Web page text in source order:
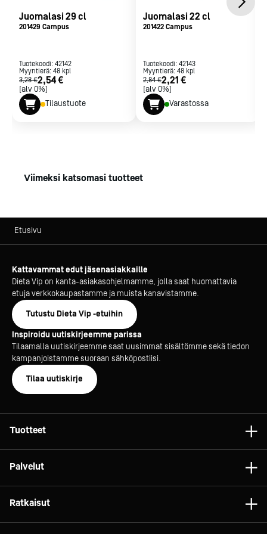
Juomalasi 29 cl
201429 Campus
Tuotekoodi: 42142
Myyntierä: 48 kpl
3,28 €2,54 €
[alv 0%]
Tilaustuote
Juomalasi 22 cl
201422 Campus
Tuotekoodi: 42143
Myyntierä: 48 kpl
2,84 €2,21 €
[alv 0%]
Varastossa
Viimeksi katsomasi tuotteet
Etusivu
Kattavammat edut jäsenasiakkaille
Dieta Vip on kanta-asiakasohjelmamme, jolla saat huomattavia
etuja verkkokaupastamme ja muista kanavistamme.
Tutustu Dieta Vip -etuihin
Inspiroidu uutiskirjeemme parissa
Tilaamalla uutiskirjeemme saat uusimmat sisältömme sekä tiedon
kampanjoistamme suoraan sähköpostiisi.
Tilaa uutiskirje
Tuotteet
Tarvikkeet
Vaunut ja kalusteet
Palvelut
Konsultointi
Ratkaisut